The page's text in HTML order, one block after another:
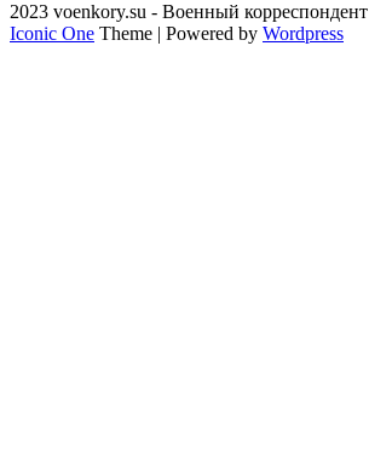
2023 voenkory.su - Военный корреспондент
Iconic One Theme | Powered by Wordpress